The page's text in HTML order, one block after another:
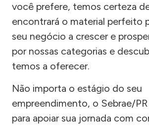
você prefere, temos certeza
encontrará o material perfeito
seu negócio a crescer e
por nossas categorias e
temos a oferecer.
Não importa o estágio do seu
empreendimento, o Sebrae/
para apoiar sua jornada com